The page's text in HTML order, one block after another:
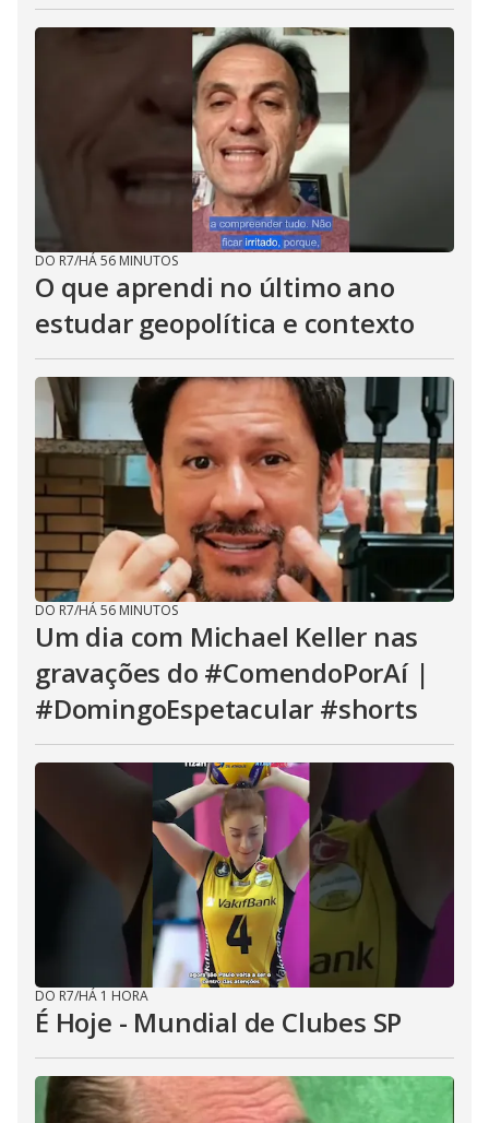
DO R7/HÁ 56 MINUTOS
O que aprendi no último ano
estudar geopolítica e contexto
DO R7/HÁ 56 MINUTOS
Um dia com Michael Keller nas
gravações do #ComendoPorAí |
#DomingoEspetacular #shorts
DO R7/HÁ 1 HORA
É Hoje - Mundial de Clubes SP